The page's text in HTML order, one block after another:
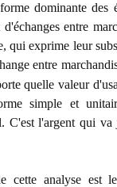
dominante des
entre
qui exprime leur
entre
quelle valeur
simple et
C'est l'argent qui
cette analyse est